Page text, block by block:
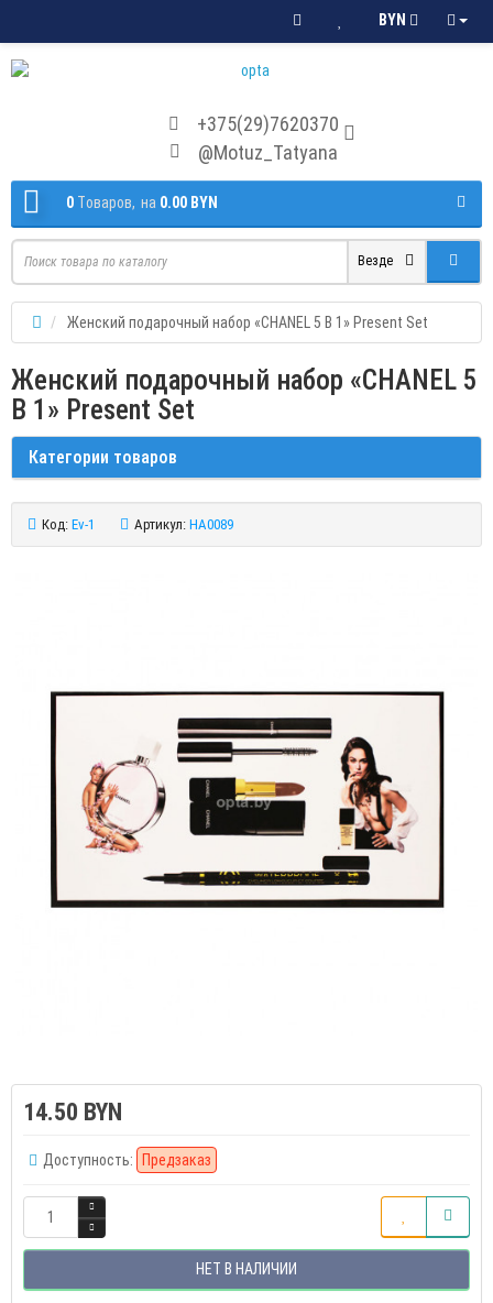
BYN
+375(29)7620370
@Motuz_Tatyana
0 Tоваров, на 0.00 BYN
Везде
Женский подарочный набор «CHANEL 5 В 1» Present Set
Женский подарочный набор «CHANEL 5
В 1» Present Set
Категории товаров
Код: Ev-1 Артикул: HA0089
14.50 BYN
Доступность: Предзаказ
НЕТ В НАЛИЧИИ